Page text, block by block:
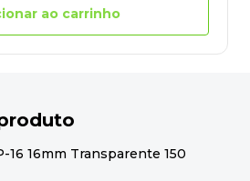
ao carrinho
16 16mm Transparente 150